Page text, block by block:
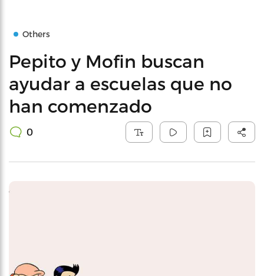
Others
Pepito y Mofin buscan
ayudar a escuelas que no
han comenzado
0